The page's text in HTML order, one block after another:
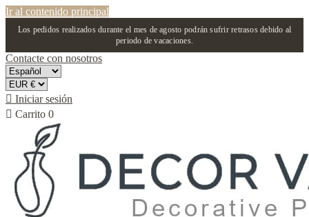
Ir al contenido principal
Los pedidos realizados durante el mes de agosto podrán sufrir retrasos debido al
periodo de vacaciones.
Contacte con nosotros
 Iniciar sesión
 Carrito 0